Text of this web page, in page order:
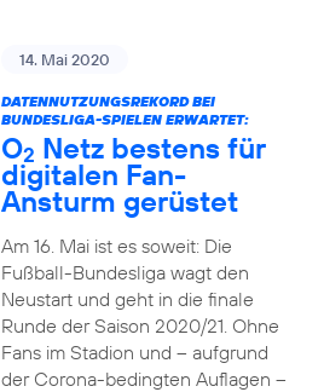
14. Mai 2020
DATENNUTZUNGSREKORD BEI
BUNDESLIGA-SPIELEN ERWARTET:
O2 Netz bestens für
digitalen Fan-
Ansturm gerüstet
Am 16. Mai ist es soweit: Die
Fußball-Bundesliga wagt den
Neustart und geht in die finale
Runde der Saison 2020/21. Ohne
Fans im Stadion und – aufgrund
der Corona-bedingten Auflagen –